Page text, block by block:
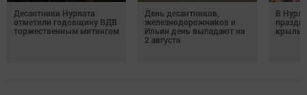
Десантники Нурлата
отметили годовщину ВДВ
торжественным митингом
День десантников,
железнодорожников и
Ильин день выпадают на
2 августа
В